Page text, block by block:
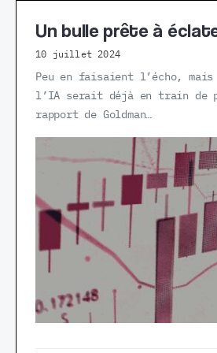
Un bulle prête à
10 juillet 2024
Peu en faisaient l’écho,
l’IA serait déjà en train de
rapport de Goldman…